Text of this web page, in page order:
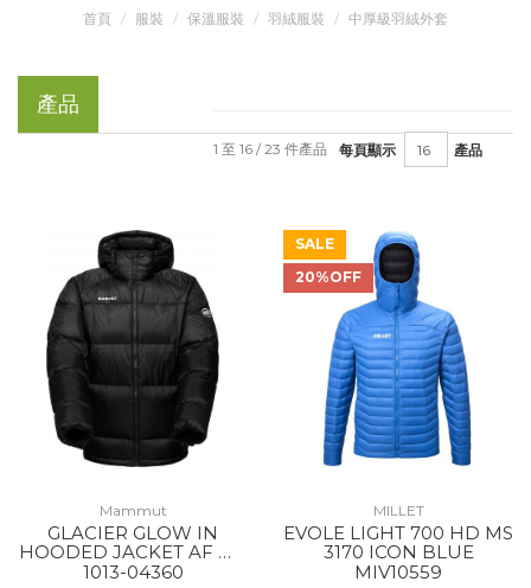
首頁 服裝 保溫服裝 羽絨服裝 中厚級羽絨外套
產品
每頁顯示 產品
1 至 16 / 23 件產品
Mammut
GLACIER GLOW IN
HOODED JACKET AF MS
0001 BLACK
1013-04360
SALE
20%OFF
MILLET
EVOLE LIGHT 700 HD MS
3170 ICON BLUE
MIV10559